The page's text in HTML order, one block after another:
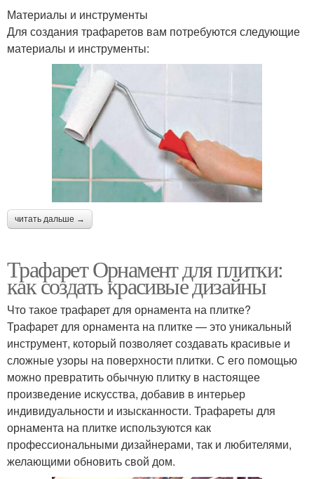
Материалы и инструменты
Для создания трафаретов вам потребуются следующие
материалы и инструменты:
читать дальше →
Трафарет Орнамент для плитки:
как создать красивые дизайны
Что такое трафарет для орнамента на плитке?
Трафарет для орнамента на плитке — это уникальный
инструмент, который позволяет создавать красивые и
сложные узоры на поверхности плитки. С его помощью
можно превратить обычную плитку в настоящее
произведение искусства, добавив в интерьер
индивидуальности и изысканности. Трафареты для
орнамента на плитке используются как
профессиональными дизайнерами, так и любителями,
желающими обновить свой дом.